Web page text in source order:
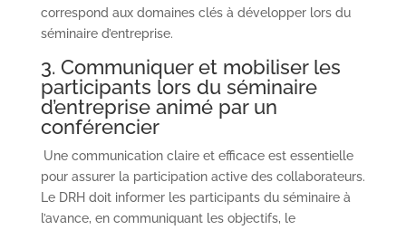
correspond aux domaines clés à développer lors du
séminaire d’entreprise.
3. Communiquer et mobiliser les
participants lors du séminaire
d’entreprise animé par un
conférencier
Une communication claire et efficace est essentielle
pour assurer la participation active des collaborateurs.
Le DRH doit informer les participants du séminaire à
l’avance, en communiquant les objectifs, le